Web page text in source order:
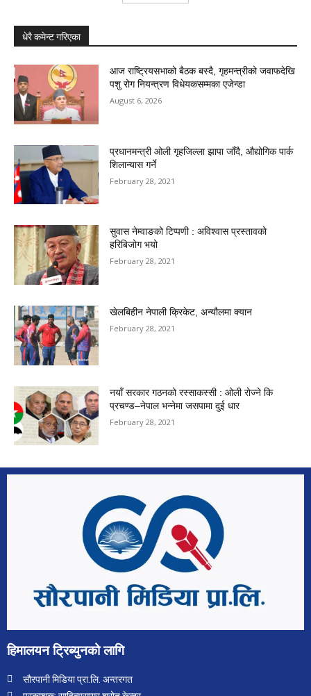
धेरै कमेन्ट गरिएका
आज राष्ट्रियसभाको बैठक बस्दै, गृहमन्त्रीको जवाफदेखि
पशु रोग नियन्त्रण विधेयकसम्मका एजेन्डा
August 6, 2026
प्रधानमन्त्री ओली गृहजिल्ला झापा जाँदै, औद्योगिक पार्क
शिलान्यास गर्ने
February 28, 2021
सुवास नेम्वाङको टिप्पणी : अविश्वास प्रस्तावको
हरिबिजोग भयो
February 28, 2021
खेलबिहीन नेपाली क्रिकेट, अन्यौलमा क्यान
February 28, 2021
नयाँ सरकार गठनको रस्साकस्सी : ओली रोज्ने कि
प्रचण्ड–नेपाल भन्नेमा जसपामा दुई धार
February 28, 2021
हिमालयन ट्रिब्युनको लागि
सौरपानी मिडिया प्रा.लि. अन्तरगत